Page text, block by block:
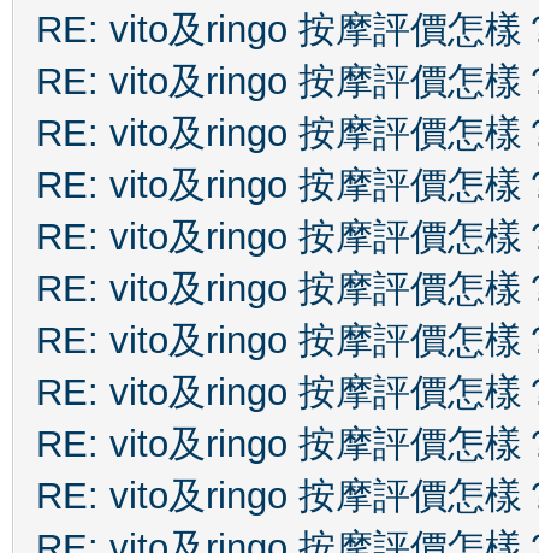
RE: vito及ringo 按摩評價怎樣
RE: vito及ringo 按摩評價怎樣
RE: vito及ringo 按摩評價怎樣
RE: vito及ringo 按摩評價怎樣
RE: vito及ringo 按摩評價怎樣
RE: vito及ringo 按摩評價怎樣
RE: vito及ringo 按摩評價怎樣
RE: vito及ringo 按摩評價怎樣
RE: vito及ringo 按摩評價怎樣
RE: vito及ringo 按摩評價怎樣